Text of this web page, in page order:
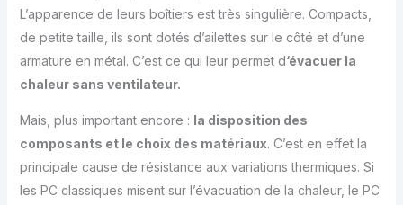
L’apparence de leurs boîtiers est très singulière. Compacts,
de petite taille, ils sont dotés d’ailettes sur le côté et d’une
armature en métal. C’est ce qui leur permet d‘évacuer la
chaleur sans ventilateur.
Mais, plus important encore : la disposition des
composants et le choix des matériaux. C’est en effet la
principale cause de résistance aux variations thermiques. Si
les PC classiques misent sur l’évacuation de la chaleur, le PC